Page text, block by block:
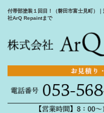
付帯部塗装１回目！（磐田市富士見町）
社ArQ Repaintまで